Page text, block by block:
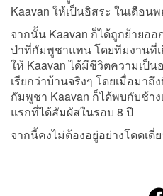
Kaavan ให้เป็นอิสระ ในเดือ
จากนั้น Kaavan ก็ได้ถูกย้ายอ
ป่าที่กัมพูชาแทน โดยทีมงานที่
ให้ Kaavan ได้มีชีวิตความเป็
เรียกว่าบ้านจริงๆ โดยเมื่อมา
กัมพูชา Kaavan ก็ได้พบกับช้า
แรกที่ได้สัมผัสในรอบ 8 ปี
จากนี้คงไม่ต้องอยู่อย่างโดดเดี่